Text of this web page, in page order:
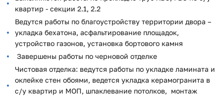
квартир - секции 2.1, 2.2
Ведутся работы по благоустройству территории двора –
укладка бехатона, асфальтирование площадок,
устройство газонов, установка бортового камня
Завершены работы по черновой отделке
Чистовая отделка: ведутся работы по укладке ламината и
оклейке стен обоями, ведется укладка керамогранита в
с/у квартир и МОП, шпаклевание потолков, монтаж